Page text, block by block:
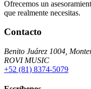
Ofrecemos un
que realmente necesitas.
Contacto
Benito Juárez 1004,
ROVI MUSIC
+52 (81) 8374-5079